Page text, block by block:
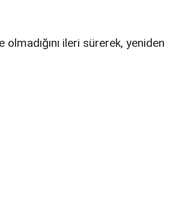
olmadığını ileri sürerek, yeniden